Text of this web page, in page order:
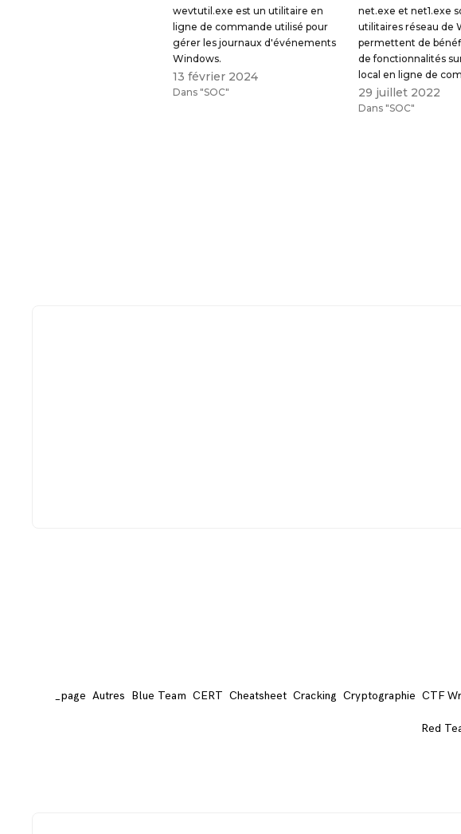
wevtutil.exe est un utilitaire en
ligne de commande utilisé pour
gérer les journaux d'événements
Windows.
13 février 2024
Dans "SOC"
net.exe et net1.exe
utilitaires réseau de
permettent de
de fonctionnalités
local en ligne de
29 juillet 2022
Dans "SOC"
_page Autres Blue Team CERT Cheatsheet Cracking Cryptographie CTF
Red